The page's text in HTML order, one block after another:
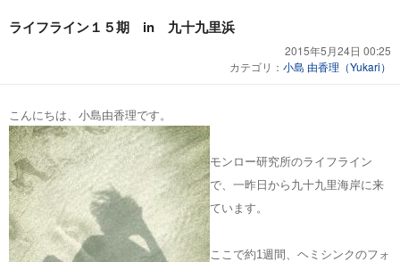
ライフライン１５期 in 九十九里浜
2015年5月24日 00:25
カテゴリ： 小島 由香理（Yukari）
こんにちは、小島由香理です。
モンロー研究所のライフライン
で、一昨日から九十九里海岸に来
ています。
ここで約1週間、ヘミシンクのフォ